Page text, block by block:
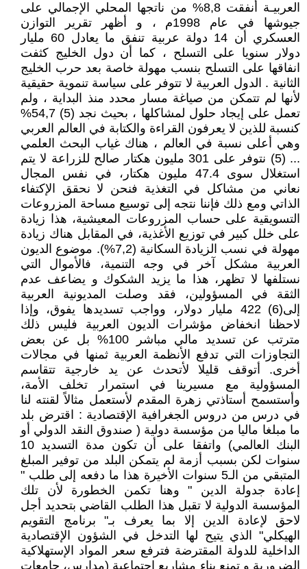
العربيـة أنفقت 8,8% من ناتجها المحلي الإجمالي على
جيوشها في عام 1998م ، و أظهر تقرير التوازن
العسكري أن 14 دولة عربية تنفق ما يعادل 60 مليار
دولار سنويا على التسلح ، كما أن دول الخليج كثفت
انفاقها على التسلح بنسب مهولة خاصة بعد حرب الخليج
الثانية . الدول العربية لا تتوفر على سياسة تنموية حقيقية
لأنها لم تتمكن من صياغة مسار محدد منذ البداية ، ولم
تعمل على إيجاد حلول لمشاكلها ، بحيث نجد (5) 54,7%
كنسبة للذين لا يعرفون القراءة والكتابة في العالم العربي
وهي أعلى نسبة في العالم ، هناك غياب البحث العلمي
... (5) نتوفر على 301 مليون هكتار صالح للزراعة لا يتم
استغلال سوى 47.4 مليون هكتار، في نفس المجال
نعاني من مشاكل في التغذية فنحن لا نحقق الإكتفاء
الذاتي ومع ذلك فإننا نتجه إلى توسيع مساحة المزروعات
التسويقية على حساب المزروعات المعيشية، هذا زيادة
على خلل كبير في توزيع الأغذية، في المقابل هناك زيادة
مهولة في نسب الزيادة السكانية (7,2%). موضوع الديون
العربية مشكل آخر في وجه التنمية، فالأموال التي
نستلفها لا تظهر، هذا ما يزيد الشكوك و يضاعف عدم
الثقة في المسؤولين، فقد وصلت المديونية العربية
إلى(6) 422 مليار دولار، وواجب تسديدها يفوق، وإذا
لاحظنا انخفاض مؤشرات الديون العربية فليس ذلك
مترتب عن تسديد مالي مباشر 100% بل عن بعض
التجاوزات التي تدفع الأنظمة العربية ثمنها في مجالات
أخرى. أتوقف قليلا لأتحدث عن يد خارجية تتقاسم
المسؤولية مع مسيرينا في استمرار تخلف الأمة،
وأستسمح أستاذتي زهرة المقدم لأستعمل مثالاً لقنته لنا
في درس من دروس الجغرافية الإقتصادية : اقترض بلد
ما مبلغا ماليا من مؤسسة دولية ( صندوق النقد الدولي أو
البنك العالمي) واتفقا على أن تكون مدة التسديد 10
سنوات لكن بسبب أزمة لم يتمكن البلد من توفير المبلغ
المتبقي من الـ5 سنوات الأخيرة هذا ما دفعه إلى طلب "
إعادة جدولة الدين " وهنا تكمن الخطورة لأن تلك
المؤسسة الدولية لا تقبل هذا الطلب القاضي بتحديد أجل
لاحق لإعادة الدين إلا بما يعرف بـ" برنامج التقويم
الهيكلي" الذي يتيح لها التدخل في الشؤون الإقتصادية
الداخلية للدولة المقترضة فترفع سعر المواد الإستهلاكية
الضرورية و تمنع بناء مشاريع اجتماعية (مدارس، جامعات